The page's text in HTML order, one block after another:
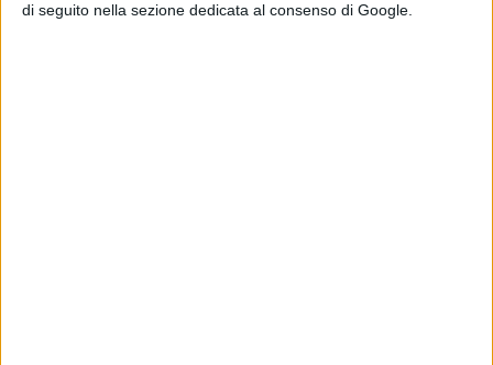
di seguito nella sezione dedicata al consenso di Google.